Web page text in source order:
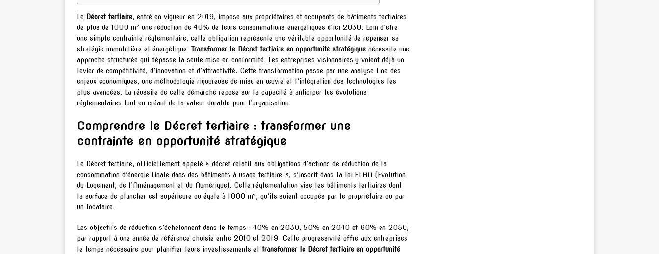
Le Décret tertiaire, entré en vigueur en 2019, impose aux propriétaires et occupants de bâtiments tertiaires
de plus de 1000 m² une réduction de 40% de leurs consommations énergétiques d’ici 2030. Loin d’être
une simple contrainte réglementaire, cette obligation représente une véritable opportunité de repenser sa
stratégie immobilière et énergétique.Transformer le Décret tertiaire en opportunité stratégique nécessite une
approche structurée qui dépasse la seule mise en conformité. Les entreprises visionnaires y voient déjà un
levier de compétitivité, d’innovation et d’attractivité. Cette transformation passe par une analyse fine des
enjeux économiques, une méthodologie rigoureuse de mise en œuvre et l’intégration des technologies les
plus avancées. La réussite de cette démarche repose sur la capacité à anticiper les évolutions
réglementaires tout en créant de la valeur durable pour l’organisation.
Comprendre le Décret tertiaire : transformer une
contrainte en opportunité stratégique
Le Décret tertiaire, officiellement appelé « décret relatif aux obligations d’actions de réduction de la
consommation d’énergie finale dans des bâtiments à usage tertiaire », s’inscrit dans la loi ELAN (Évolution
du Logement, de l’Aménagement et du Numérique). Cette réglementation vise les bâtiments tertiaires dont
la surface de plancher est supérieure ou égale à 1000 m², qu’ils soient occupés par le propriétaire ou par
un locataire.
Les objectifs de réduction s’échelonnent dans le temps : 40% en 2030, 50% en 2040 et 60% en 2050,
par rapport à une année de référence choisie entre 2010 et 2019. Cette progressivité offre aux entreprises
le temps nécessaire pour planifier leurs investissements et transformer le Décret tertiaire en opportunité